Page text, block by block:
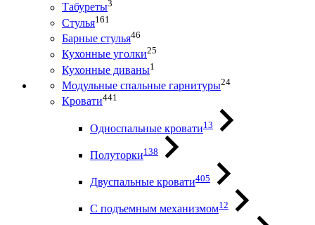
Табуреты3
Стулья161
Барные стулья46
Кухонные уголки25
Кухонные диваны1
Модульные спальные гарнитуры24
Кровати441
Односпальные кровати13
Полуторки138
Двуспальные кровати405
С подъемным механизмом12